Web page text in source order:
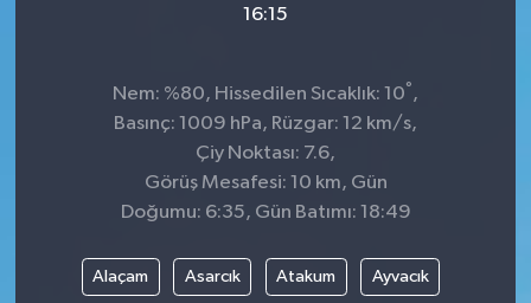
16:15
Nem: %80, Hissedilen Sıcaklık: 10° ,
Basınç: 1009 hPa, Rüzgar: 12 km/s,
Çiy Noktası: 7.6,
Görüş Mesafesi: 10 km, Gün
Doğumu: 6:35, Gün Batımı: 18:49
Alaçam Asarcık Atakum Ayvacık